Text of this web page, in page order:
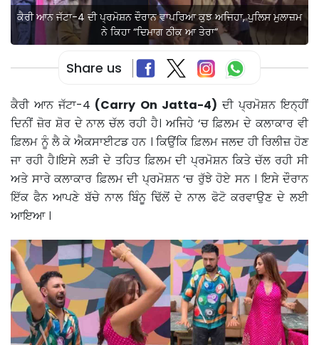
ਕੈਰੀ ਆਨ ਜੱਟਾ-4 ਦੀ ਪ੍ਰਮੋਸ਼ਨ ਦੌਰਾਨ ਵਾਪਰਿਆ ਕੁਝ ਅਜਿਹਾ, ਪੁਲਿਸ ਮੁਲਾਜ਼ਮ
ਨੇ ਕਿਹਾ “ਦਿਮਾਗ ਠੀਕ ਆ ਤੇਰਾ”
Share us
ਕੈਰੀ ਆਨ ਜੱਟਾ-4 (Carry On Jatta-4) ਦੀ ਪ੍ਰਮੋਸ਼ਨ ਇਨ੍ਹੀਂ
ਦਿਨੀਂ ਜ਼ੋਰ ਸ਼ੋਰ ਦੇ ਨਾਲ ਚੱਲ ਰਹੀ ਹੈ। ਅਜਿਹੇ ‘ਚ ਫ਼ਿਲਮ ਦੇ ਕਲਾਕਾਰ ਵੀ
ਫ਼ਿਲਮ ਨੂੰ ਲੈ ਕੇ ਐਕਸਾਈਟਡ ਹਨ । ਕਿਉਂਕਿ ਫ਼ਿਲਮ ਜਲਦ ਹੀ ਰਿਲੀਜ਼ ਹੋਣ
ਜਾ ਰਹੀ ਹੈ।ਇਸੇ ਲੜੀ ਦੇ ਤਹਿਤ ਫ਼ਿਲਮ ਦੀ ਪ੍ਰਮੋਸ਼ਨ ਕਿਤੇ ਚੱਲ ਰਹੀ ਸੀ
ਅਤੇ ਸਾਰੇ ਕਲਾਕਾਰ ਫ਼ਿਲਮ ਦੀ ਪ੍ਰਮੋਸ਼ਨ ‘ਚ ਰੁੱਝੇ ਹੋਏ ਸਨ । ਇਸੇ ਦੌਰਾਨ
ਇੱਕ ਫੈਨ ਆਪਣੇ ਬੱਚੇ ਨਾਲ ਬਿੰਨੂ ਢਿੱਲੋਂ ਦੇ ਨਾਲ ਫੋਟੋ ਕਰਵਾਉਣ ਦੇ ਲਈ
ਆਇਆ ।